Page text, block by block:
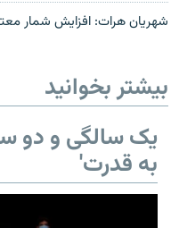
شهریان هرات: افزایش شمار
بیشتر بخوانید
یک سالگی و دو
به قدرت'